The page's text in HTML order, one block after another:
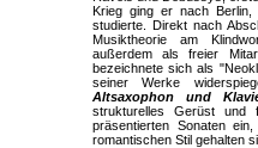
Krieg ging er nach
studierte. Direkt nach
Musiktheorie am
außerdem als freier
bezeichnete sich als
seiner Werke
Altsaxophon und
strukturelles Gerüst
präsentierten Sonaten
romantischen Stil gehalten